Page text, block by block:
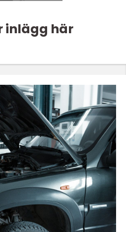
inlägg här